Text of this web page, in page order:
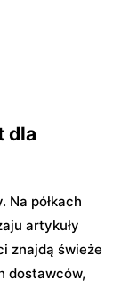
Radiowa 18
dla
Na półkach
artykuły
znajdą świeże
dostawców,